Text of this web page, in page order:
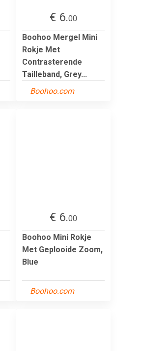
€ 6.00
Boohoo Mergel Mini
Rokje Met
Contrasterende
Tailleband, Grey...
Boohoo.com
€ 6.00
Boohoo Mini Rokje
Met Geplooide Zoom,
Blue
Boohoo.com